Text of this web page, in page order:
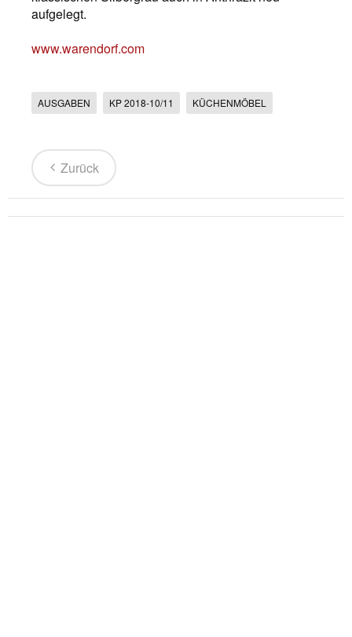
aufgelegt.
www.warendorf.com
AUSGABEN KP 2018-10/11 KÜCHENMÖBEL
Zurück